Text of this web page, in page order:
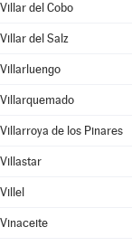
Villar del Cobo
Villar del Salz
Villarluengo
Villarquemado
Villarroya de los Pinares
Villastar
Villel
Vinaceite